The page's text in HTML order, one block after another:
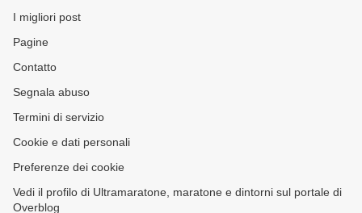
I migliori post
Pagine
Contatto
Segnala abuso
Termini di servizio
Cookie e dati personali
Preferenze dei cookie
Vedi il profilo di Ultramaratone, maratone e dintorni sul portale di
Overblog